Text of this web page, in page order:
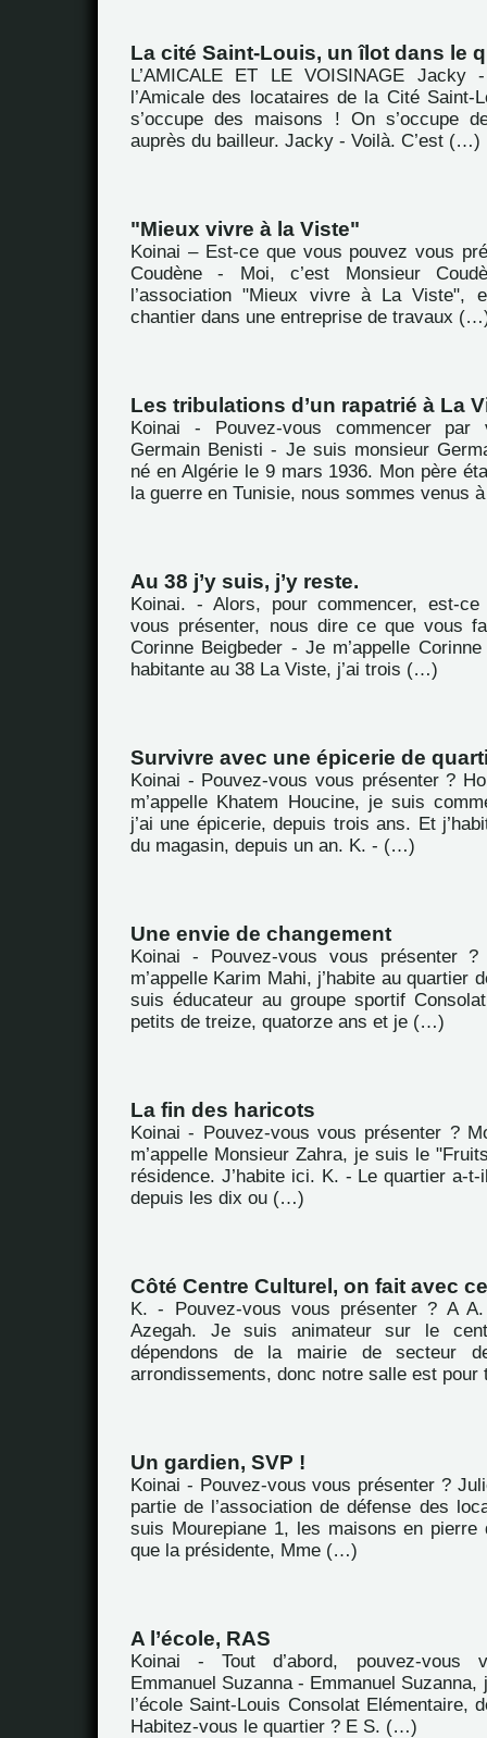
La cité Saint-Louis, un îlot dans le
L’AMICALE ET LE VOISINAGE Jacky
l’Amicale des locataires de la Cité Saint-
s’occupe des maisons ! On s’occupe
auprès du bailleur. Jacky - Voilà. C’est (…)
"Mieux vivre à la Viste"
Koinai – Est-ce que vous pouvez vous
Coudène - Moi, c’est Monsieur
l’association "Mieux vivre à La Viste",
chantier dans une entreprise de travaux
Les tribulations d’un rapatrié à La
Koinai - Pouvez-vous commencer par
Germain Benisti - Je suis monsieur
né en Algérie le 9 mars 1936. Mon père
la guerre en Tunisie, nous sommes venus
Au 38 j’y suis, j’y reste.
Koinai. - Alors, pour commencer, est-
vous présenter, nous dire ce que vous
Corinne Beigbeder - Je m’appelle
habitante au 38 La Viste, j’ai trois (…)
Survivre avec une épicerie de
Koinai - Pouvez-vous vous présenter ?
m’appelle Khatem Houcine, je suis
j’ai une épicerie, depuis trois ans. Et
du magasin, depuis un an. K. - (…)
Une envie de changement
Koinai - Pouvez-vous vous présenter
m’appelle Karim Mahi, j’habite au quartier
suis éducateur au groupe sportif
petits de treize, quatorze ans et je (…)
La fin des haricots
Koinai - Pouvez-vous vous présenter ?
m’appelle Monsieur Zahra, je suis le
résidence. J’habite ici. K. - Le quartier a-t-
depuis les dix ou (…)
Côté Centre Culturel, on fait avec
K. - Pouvez-vous vous présenter ? A
Azegah. Je suis animateur sur le
dépendons de la mairie de secteur
arrondissements, donc notre salle est
Un gardien, SVP !
Koinai - Pouvez-vous vous présenter ?
partie de l’association de défense des
suis Mourepiane 1, les maisons en pierre
que la présidente, Mme (…)
A l’école, RAS
Koinai - Tout d’abord, pouvez-vous
Emmanuel Suzanna - Emmanuel
l’école Saint-Louis Consolat Elémentaire,
Habitez-vous le quartier ? E S. (…)